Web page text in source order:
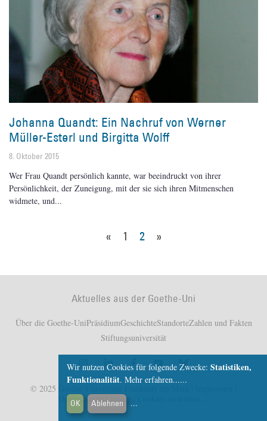
Johanna Quandt: Ein Nachruf von Werner
Müller-Esterl und Birgitta Wolff
8. Oktober 2015
Wer Frau Quandt persönlich kannte, war beeindruckt von ihrer
Persönlichkeit, der Zuneigung, mit der sie sich ihren Mitmenschen
widmete, und
« 1 2 »
Aktuelles aus der Goethe-Uni
Über die Goethe-UniPräsidiumGeschichteStandorteZahlen und Fakten
Stiftungsuniversität
© 2025 Goethe-Universität Frankfurt am Main |
Datenschutzerklärung
Wir nutzen Cookies für folgende Zwecke: Statistiken,
Funktionalität. Mehr erfahren...
OK Ablehnen